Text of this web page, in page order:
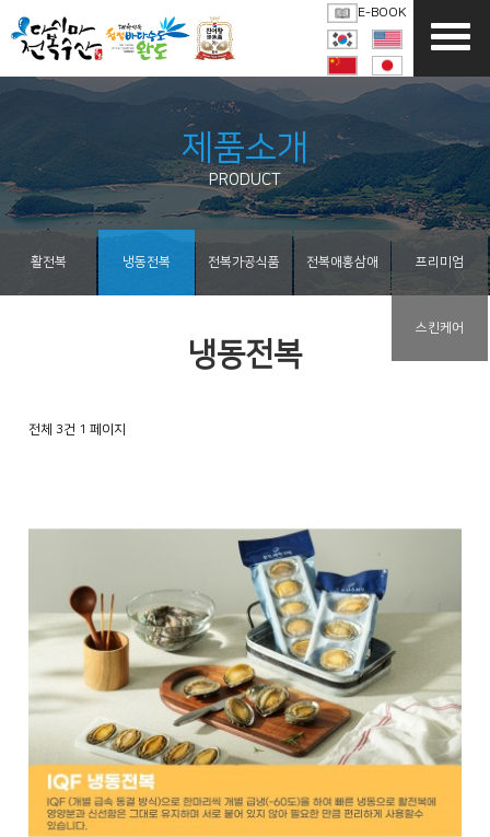
E-BOOK
제품소개
PRODUCT
활전복 냉동전복 전복가공식품 전복애홍삼애 프리미엄
스킨케어
냉동전복
전체 3건 1 페이지